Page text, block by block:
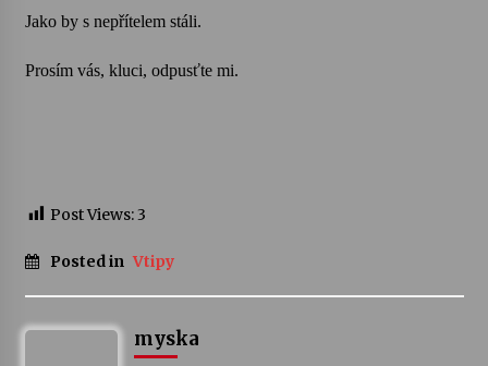
Jako by s nepřítelem stáli.
Prosím vás, kluci, odpusťte mi.
Post Views:3
Posted in Vtipy
myska